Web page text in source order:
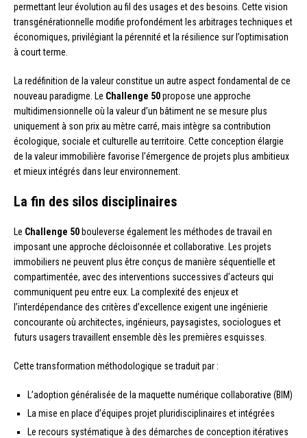
permettant leur évolution au fil des usages et des besoins. Cette vision
transgénérationnelle modifie profondément les arbitrages techniques et
économiques, privilégiant la pérennité et la résilience sur l’optimisation
à court terme.
La redéfinition de la valeur constitue un autre aspect fondamental de ce
nouveau paradigme. Le Challenge 50propose une approche
multidimensionnelle où la valeur d’un bâtiment ne se mesure plus
uniquement à son prix au mètre carré, mais intègre sa contribution
écologique, sociale et culturelle au territoire. Cette conception élargie
de la valeur immobilière favorise l’émergence de projets plus ambitieux
et mieux intégrés dans leur environnement.
La fin des silos disciplinaires
Le Challenge 50 bouleverse également les méthodes de travail en
imposant une approche décloisonnée et collaborative. Les projets
immobiliers ne peuvent plus être conçus de manière séquentielle et
compartimentée, avec des interventions successives d’acteurs qui
communiquent peu entre eux. La complexité des enjeux et
l’interdépendance des critères d’excellence exigent une ingénierie
concourante où architectes, ingénieurs, paysagistes, sociologues et
futurs usagers travaillent ensemble dès les premières esquisses.
Cette transformation méthodologique se traduit par :
L’adoption généralisée de la maquette numérique collaborative (BIM)
La mise en place d’équipes projet pluridisciplinaires et intégrées
Le recours systématique à des démarches de conception itératives